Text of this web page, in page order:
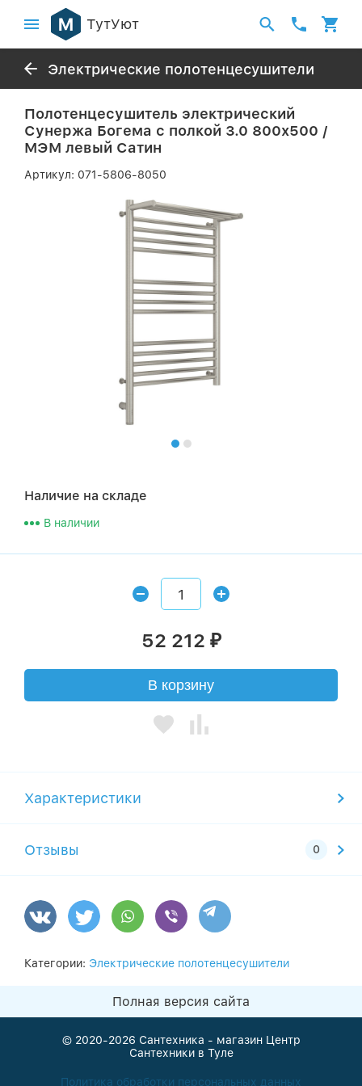
ТутУют
Электрические полотенцесушители
Полотенцесушитель электрический
Сунержа Богема с полкой 3.0 800х500 /
МЭМ левый Сатин
Артикул: 071-5806-8050
Наличие на складе
В наличии
52 212 ₽
В корзину
Характеристики
Отзывы
Категории: Электрические полотенцесушители
Полная версия сайта
© 2020-2026 Сантехника - магазин Центр
Сантехники в Туле
Политика обработки персональных данных